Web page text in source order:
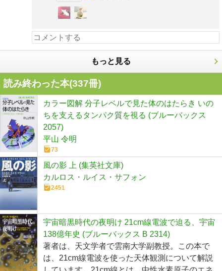
もっと見る
読み終わった本(337冊)
カラー図解 分子レベルで見た体のはたらき いの
ちを支えるタンパク質を視る (ブルーバックス
2057)
平山 令明
73
風の影 上 (集英社文庫)
カルロス・ルイス・サフォン
2451
宇宙暗黒時代の夜明け 21cm線電波で迫る、宇宙
138億年史 (ブルーバックス B 2314)
著者は、天文学者で雲南大学副教授。この本で
は、21cm線電波を使った天体観測について解説